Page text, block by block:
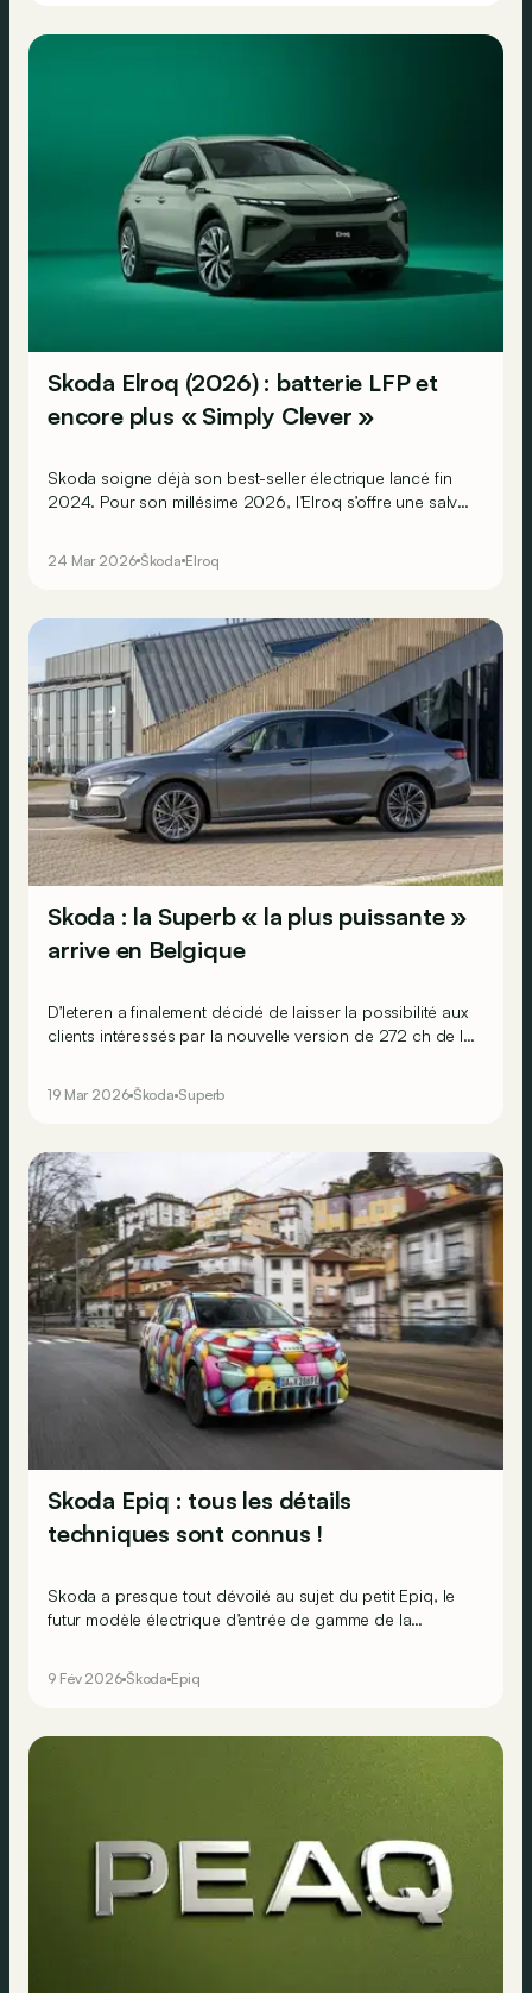
Skoda Elroq (2026) : batterie LFP et
encore plus « Simply Clever »
Skoda soigne déjà son best-seller électrique lancé fin
2024. Pour son millésime 2026, l’Elroq s’offre une salve
aussi une nouvelle batterie LFP plus économique pour
sa déclinaison 60.
24 Mar 2026 Škoda Elroq
Skoda : la Superb « la plus puissante »
arrive en Belgique
D’Ieteren a finalement décidé de laisser la possibilité aux
clients intéressés par la nouvelle version de 272 ch de la
en Belgique. Avis aux amateurs d’exclusivité…
19 Mar 2026 Škoda Superb
Skoda Epiq : tous les détails
techniques sont connus !
Skoda a presque tout dévoilé au sujet du petit Epiq, le
futur modèle électrique d’entrée de gamme de la
: Epiq 35, Epiq 40 et Epiq 55, avec un prix de départ
attendu autour de 25.000 euros.
9 Fév 2026 Škoda Epiq